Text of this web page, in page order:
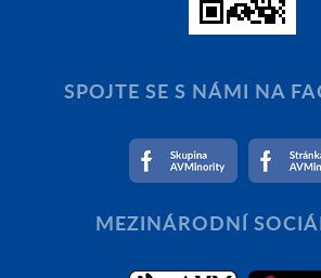
SPOJTE SE S NÁMI NA
MEZINÁRODNÍ